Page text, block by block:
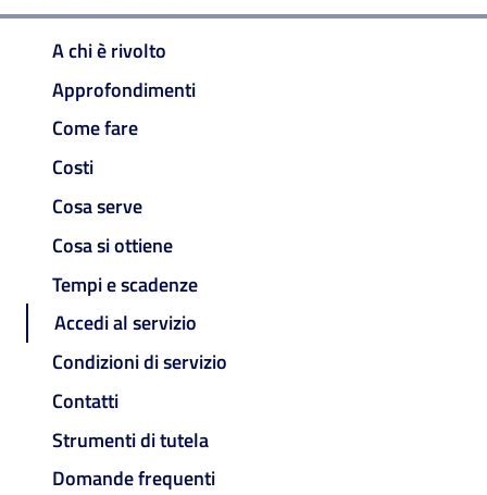
A chi è rivolto
Approfondimenti
Come fare
Costi
Cosa serve
Cosa si ottiene
Tempi e scadenze
Accedi al servizio
Condizioni di servizio
Contatti
Strumenti di tutela
Domande frequenti